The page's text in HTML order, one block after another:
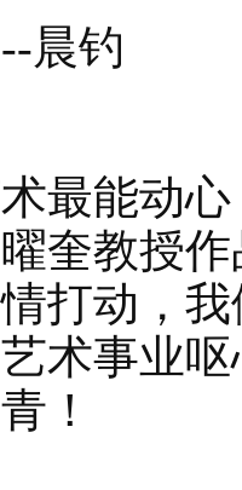
晨钓
最能动
奎教授
打动，
术事业
！